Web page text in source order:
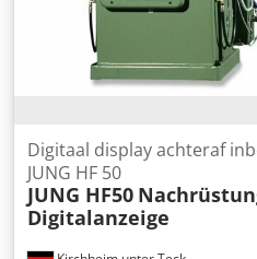
machine-uitrusting op
Digitaal display achteraf
JUNG HF 50
JUNG HF50
Digitalanzeige